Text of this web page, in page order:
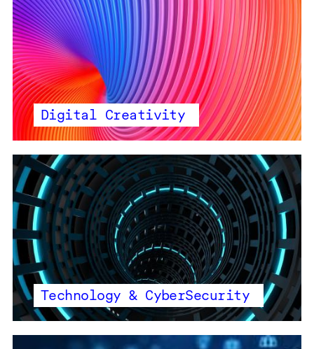
Digital Creativity
Technology & CyberSecurity